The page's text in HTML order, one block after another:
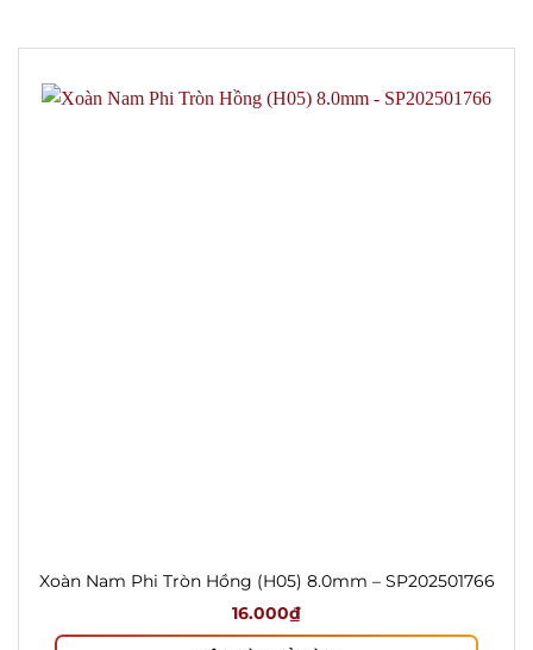
Xoàn Nam Phi Tròn Hồng (H05) 8.0mm – SP202501766
16.000₫